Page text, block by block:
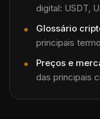
digital: USDT,
Glossário
principais
Preços e
das principais